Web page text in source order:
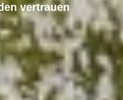
vertrauen